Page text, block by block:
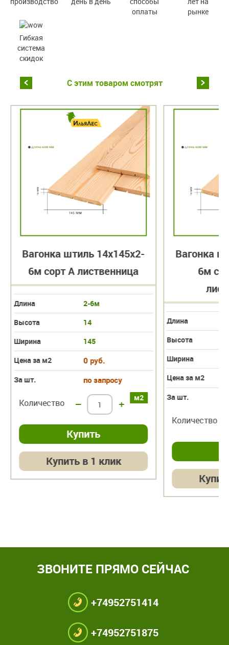
оплаты
рынке
Гибкая
система
скидок
С этим товаром смотрят
штиль 14х145х2-
А лиственница
2-6м
14
145
0 руб.
по запросу
м2
–
в 1 клик
Вагонка штиль
6м сорт ЭКСТРА
лиственница
2-6м
14
145
Цена за м2
0 руб.
За шт. по запросу
–
Купить в 1 клик
ЗВОНИТЕ ПРЯМО СЕЙЧАС
+74952751414
+74952751875